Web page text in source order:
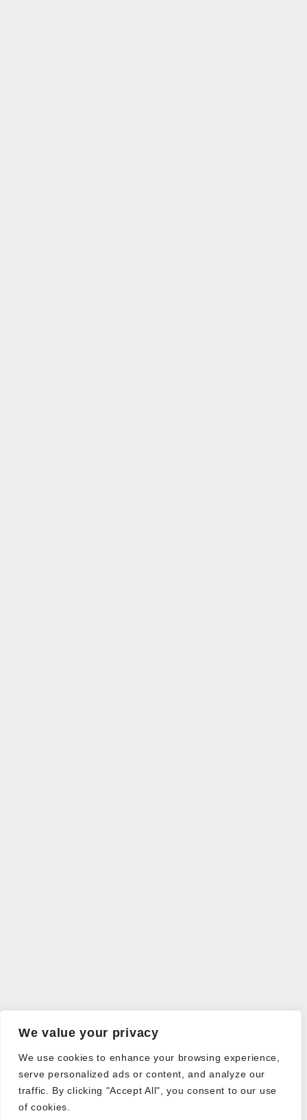
We value your privacy
We use cookies to enhance your browsing experience,
serve personalized ads or content, and analyze our
traffic. By clicking "Accept All", you consent to our use
of cookies.